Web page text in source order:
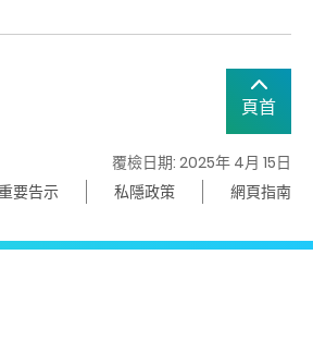
頁首
覆檢日期: 2025年 4月 15日
要告示 私隱政策 網頁指南